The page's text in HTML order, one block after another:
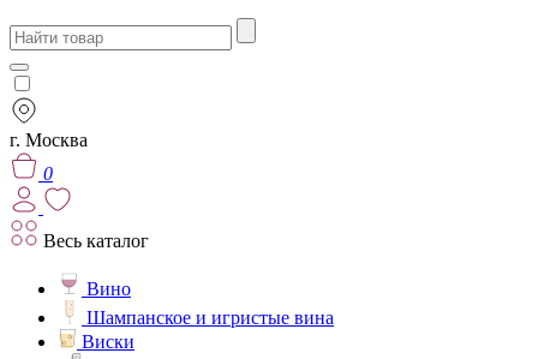
г. Москва
0
Весь каталог
Вино
Шампанское и игристые вина
Виски